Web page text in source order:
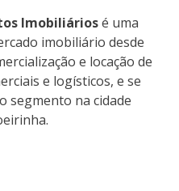
Imobiliáriosé uma
imobiliário desde
e locação de
e logísticos, e se
segmento na cidade